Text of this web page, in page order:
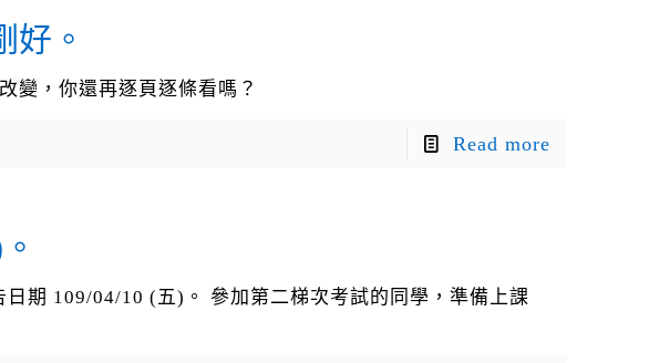
好。
變，你還再逐頁逐條看嗎？
Read more
期 109/04/10 (五)。 參加第二梯次考試的同學，準備上課